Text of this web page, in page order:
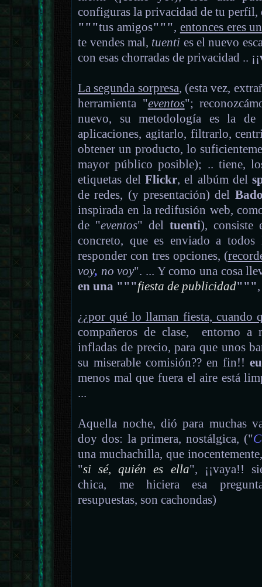
configuras la privacidad de tu perfil,
"""tus amigos""", entonces eres
te vendes mal, tuenti es el nuevo
con esas chorradas de privacidad .. ¡¡
La segunda sorpresa, (esta vez,
herramienta "eventos";
nuevo, su metodología es la
aplicaciones, agitarlo, filtrarlo,
obtener un producto, lo
mayor público posible); .. tiene,
etiquetas delFlickr, el albúm del
de redes, (y presentación) del
inspirada en la redifusión web,
de "eventos" deltuenti), consiste
concreto, que es enviado a todos
responder con tres opciones, (
voy, no voy". ... Y como una cosa
en una """fiesta de publicidad"""
¿¿por qué lo llaman fiesta, cuando
compañeros de clase, entorno a
infladas de precio, para que unos
su miserable comisión?? en fin!!
menos mal que fuera el aire está
...
Aquella noche, dió para muchas
doy dos: la primera, nostálgica, ("
una muchachilla, que
"si sé, quién es ella", ¡¡vaya!!
chica, me hiciera esa
resupuestas, son cachondas)